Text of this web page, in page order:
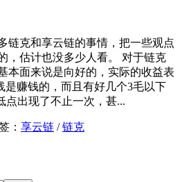
链克和享云链的事情，把一些观点
，估计也没多少人看。 对于链克
本面来说是向好的，实际的收益表
是赚钱的，而且有好几个3毛以下
点出现了不止一次，甚...
： 享云链 /链克